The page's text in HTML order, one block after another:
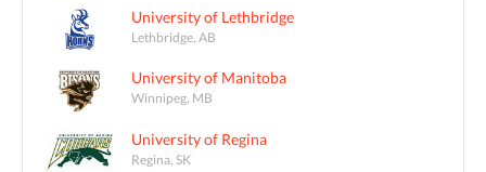
University of Lethbridge
Lethbridge, AB
University of Manitoba
Winnipeg, MB
University of Regina
Regina, SK